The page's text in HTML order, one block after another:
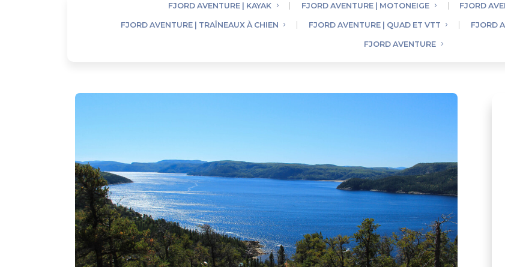
FJORD AVENTURE | KAYAK FJORD AVENTURE | MOTONEIGE FJORD
FJORD AVENTURE | TRAÎNEAUX À CHIEN FJORD AVENTURE | QUAD ET VTT FJORD
FJORD AVENTURE